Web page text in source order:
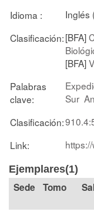
Idioma :
Inglés
Clasificación:[BFA]
[BFA]
Palabras
clave:
Sur
Clasificación:
Link:
Ejemplares(1)
Tomo